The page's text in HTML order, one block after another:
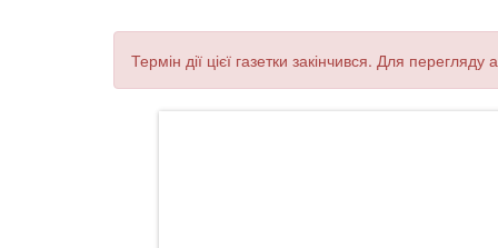
Термін дії цієї газетки закінчився. Для